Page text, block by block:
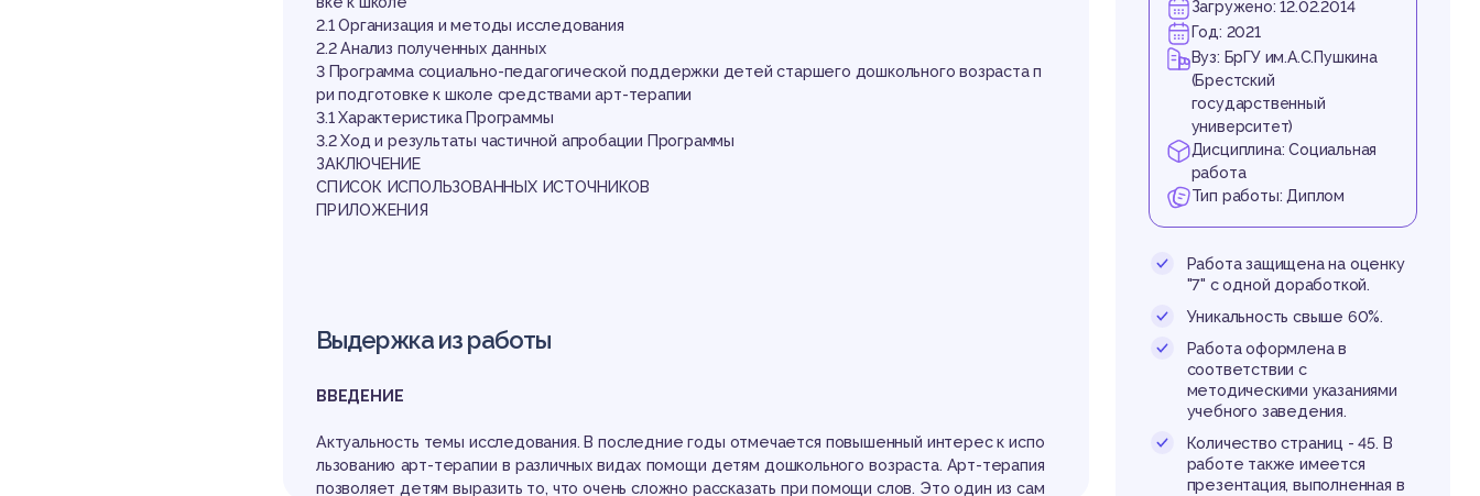
2.1 Организация и методы исследования
2.2 Анализ полученных данных
3 Программа социально-педагогической поддержки детей старшего дошкольного возраста п
ри подготовке к школе средствами арт-терапии
3.1 Характеристика Программы
3.2 Ход и результаты частичной апробации Программы
ЗАКЛЮЧЕНИЕ
СПИСОК ИСПОЛЬЗОВАННЫХ ИСТОЧНИКОВ
ПРИЛОЖЕНИЯ
Выдержка из работы
ВВЕДЕНИЕ
Актуальность темы исследования. В последние годы отмечается повышенный интерес к испо
льзованию арт-терапии в различных видах помощи детям дошкольного возраста. Арт-терапия
позволяет детям выразить то, что очень сложно рассказать при помощи слов. Это один из сам
Загружено: 12.02.2014
Год: 2021
Вуз: БрГУ им.А.С.Пушкина
(Брестский
государственный
университет)
Дисциплина: Социальная
работа
Тип работы: Диплом
Работа защищена на оценку
"7" с одной доработкой.
Уникальность свыше 60%.
Работа оформлена в
соответствии с
методическими указаниями
учебного заведения.
Количество страниц - 45. В
работе также имеется
презентация, выполненная в